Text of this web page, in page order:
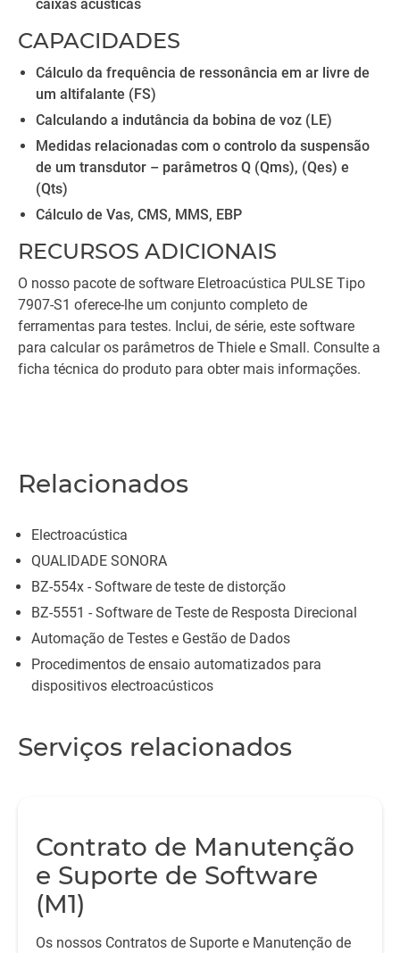
caixas acústicas
CAPACIDADES
Cálculo da frequência de ressonância em ar livre de
um altifalante (FS)
Calculando a indutância da bobina de voz (LE)
Medidas relacionadas com o controlo da suspensão
de um transdutor – parâmetros Q (Qms), (Qes) e
(Qts)
Cálculo de Vas, CMS, MMS, EBP
RECURSOS ADICIONAIS
O nosso pacote de software Eletroacústica PULSE Tipo
7907-S1 oferece-lhe um conjunto completo de
ferramentas para testes. Inclui, de série, este software
para calcular os parâmetros de Thiele e Small. Consulte a
ficha técnica do produto para obter mais informações.
Relacionados
Electroacústica
QUALIDADE SONORA
BZ-554x - Software de teste de distorção
BZ-5551 - Software de Teste de Resposta Direcional
Automação de Testes e Gestão de Dados
Procedimentos de ensaio automatizados para
dispositivos electroacústicos
Serviços relacionados
Contrato de Manutenção
e Suporte de Software
(M1)
Os nossos Contratos de Suporte e Manutenção de